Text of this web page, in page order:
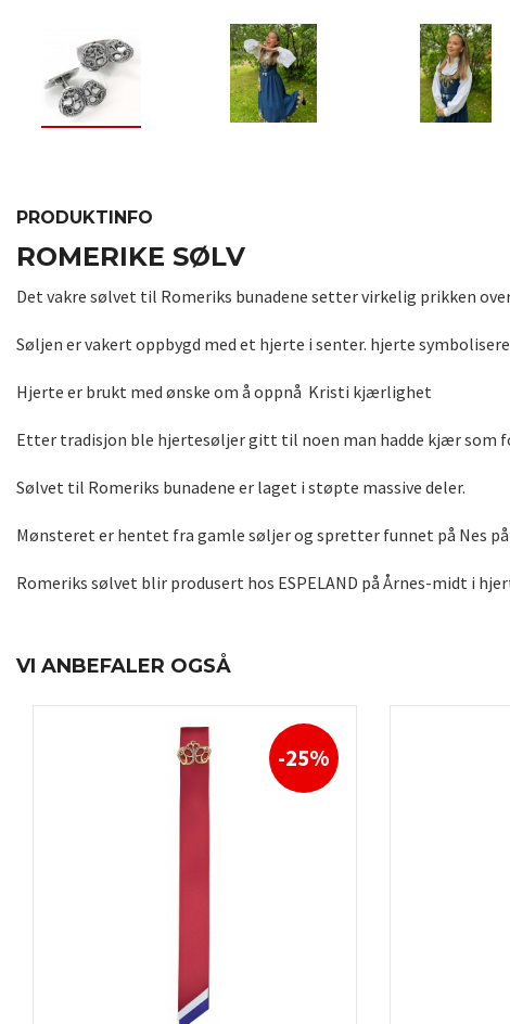
PRODUKTINFO
ROMERIKE SØLV
Det vakre sølvet til Romeriks bunadene setter virkelig prikken
Søljen er vakert oppbygd med et hjerte i senter. hjerte
Hjerte er brukt med ønske om å oppnå Kristi kjærlighet
Etter tradisjon ble hjertesøljer gitt til noen man hadde kjær som
Sølvet til Romeriks bunadene er laget i støpte massive deler.
Mønsteret er hentet fra gamle søljer og spretter funnet på Nes
Romeriks sølvet blir produsert hos ESPELAND på Årnes-midt i
VI ANBEFALER OGSÅ
-25%